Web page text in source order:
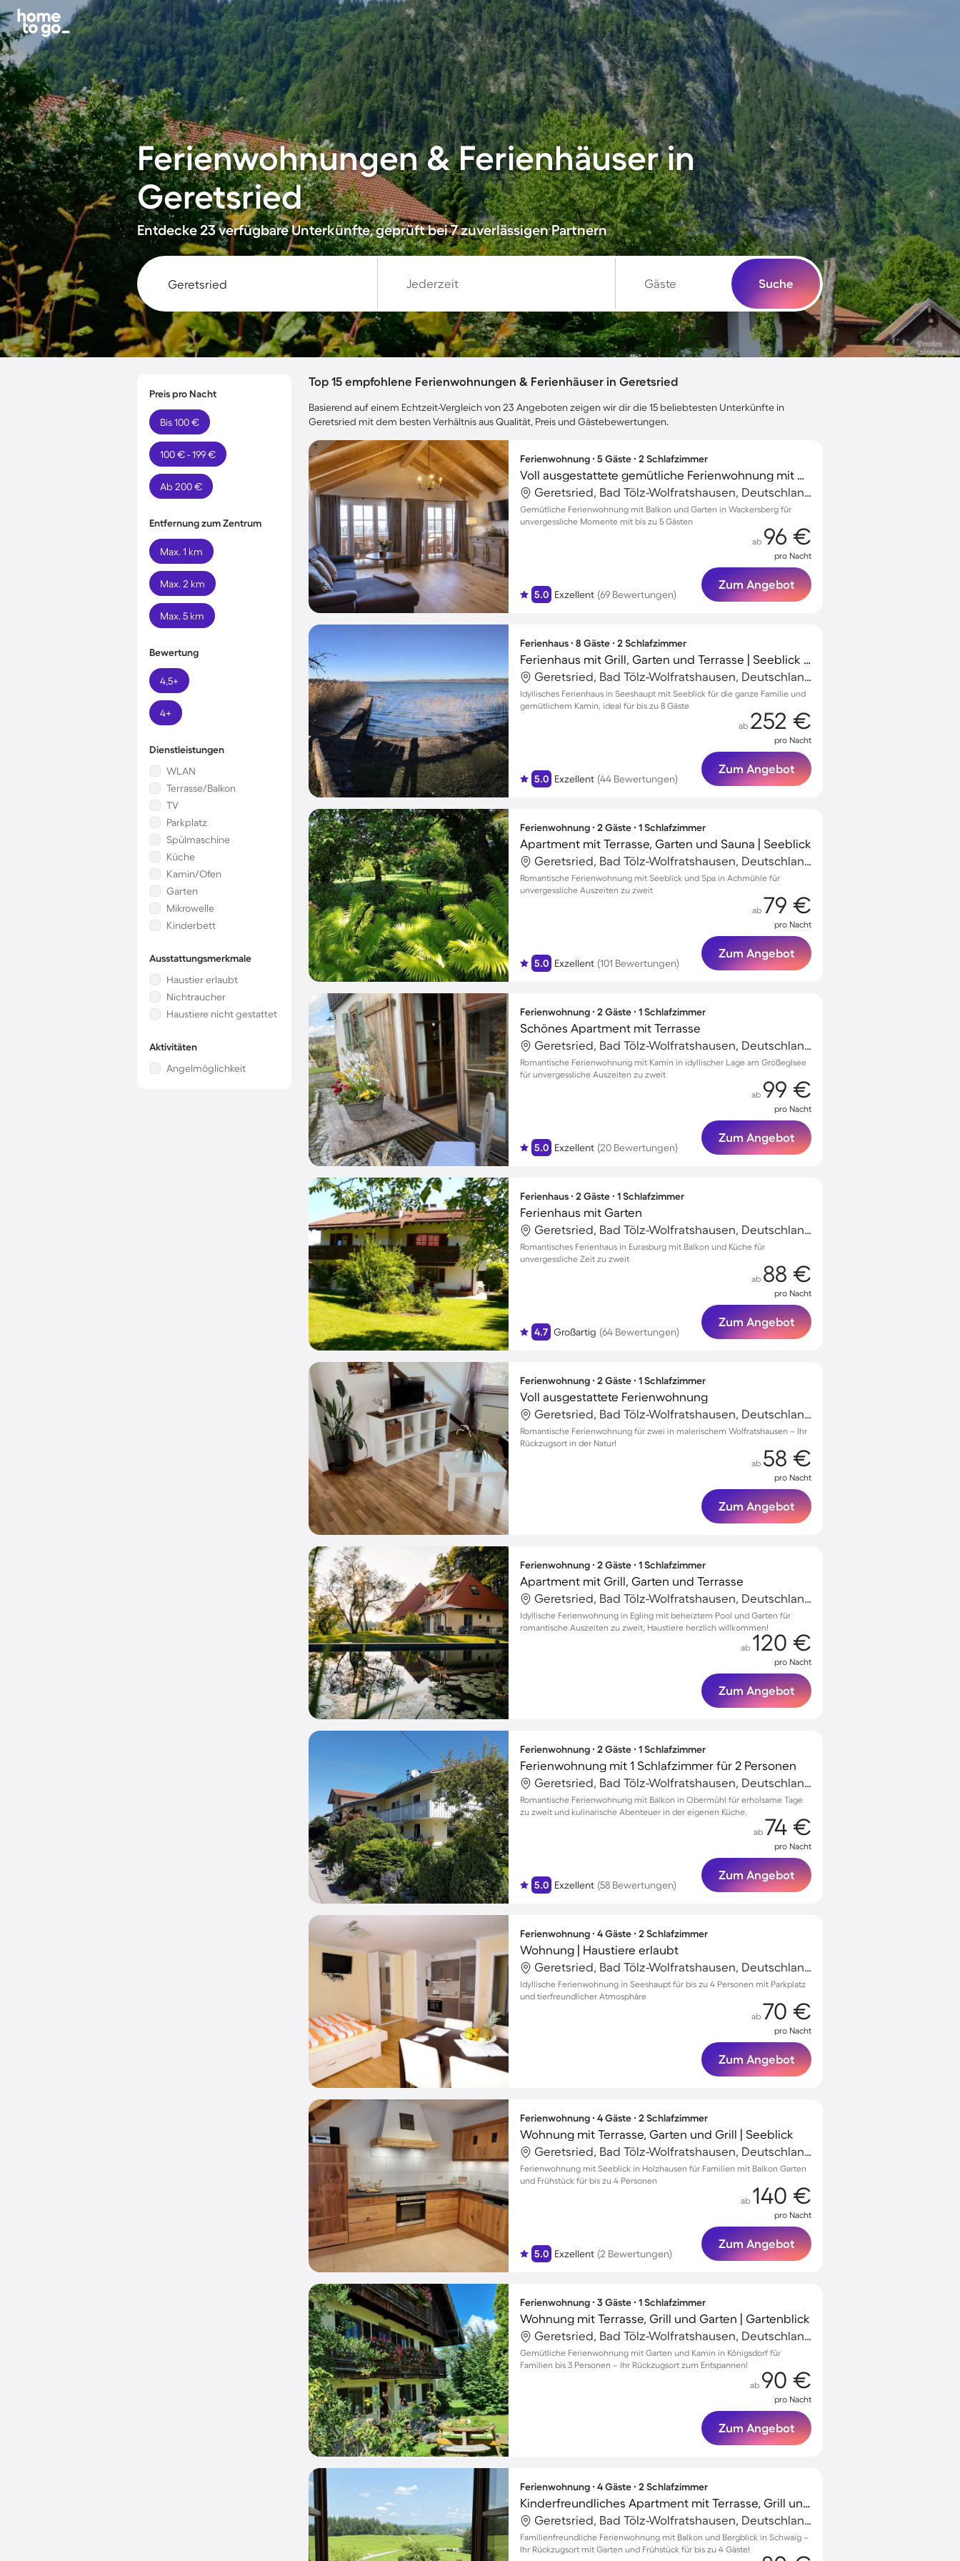
Ferienwohnungen & Ferienhäuser in
Geretsried
Entdecke 23 verfügbare Unterkünfte, geprüft bei 7 zuverlässigen Partnern
Jederzeit Gäste Suche
Preis pro Nacht
Bis 100 €
100 € - 199 €
Ab 200 €
Entfernung zum Zentrum
Max. 1 km
Max. 2 km
Max. 5 km
Bewertung
4,5+
4+
Dienstleistungen
WLAN
Terrasse/Balkon
TV
Parkplatz
Spülmaschine
Küche
Kamin/Ofen
Garten
Mikrowelle
Kinderbett
Ausstattungsmerkmale
Haustier erlaubt
Nichtraucher
Haustiere nicht gestattet
Aktivitäten
Angelmöglichkeit
Top 15 empfohlene Ferienwohnungen & Ferienhäuser in Geretsried
Basierend auf einem Echtzeit-Vergleich von 23 Angeboten zeigen wir dir die 15 beliebtesten Unterkünfte in
Geretsried mit dem besten Verhältnis aus Qualität, Preis und Gästebewertungen.
Ferienwohnung ∙ 5 Gäste ∙ 2 Schlafzimmer
Voll ausgestattete gemütliche Ferienwohnung mit Garten
Geretsried, Bad Tölz-Wolfratshausen, Deutschland
Gemütliche Ferienwohnung mit Balkon und Garten in Wackersberg für
unvergessliche Momente mit bis zu 5 Gästen
5.0 Exzellent (69 Bewertungen)
ab 96 €
pro Nacht
Zum Angebot
Ferienhaus ∙ 8 Gäste ∙ 2 Schlafzimmer
Ferienhaus mit Grill, Garten und Terrasse | Seeblick | Ideal für Homeoffice
Geretsried, Bad Tölz-Wolfratshausen, Deutschland
Idyllisches Ferienhaus in Seeshaupt mit Seeblick für die ganze Familie und
gemütlichem Kamin, ideal für bis zu 8 Gäste
5.0 Exzellent (44 Bewertungen)
ab 252 €
pro Nacht
Zum Angebot
Ferienwohnung ∙ 2 Gäste ∙ 1 Schlafzimmer
Apartment mit Terrasse, Garten und Sauna | Seeblick
Geretsried, Bad Tölz-Wolfratshausen, Deutschland
Romantische Ferienwohnung mit Seeblick und Spa in Achmühle für
unvergessliche Auszeiten zu zweit
5.0 Exzellent (101 Bewertungen)
ab 79 €
pro Nacht
Zum Angebot
Ferienwohnung ∙ 2 Gäste ∙ 1 Schlafzimmer
Schönes Apartment mit Terrasse
Geretsried, Bad Tölz-Wolfratshausen, Deutschland
Romantische Ferienwohnung mit Kamin in idyllischer Lage am Großeglsee
für unvergessliche Auszeiten zu zweit
5.0 Exzellent (20 Bewertungen)
ab 99 €
pro Nacht
Zum Angebot
Ferienhaus ∙ 2 Gäste ∙ 1 Schlafzimmer
Ferienhaus mit Garten
Geretsried, Bad Tölz-Wolfratshausen, Deutschland
Romantisches Ferienhaus in Eurasburg mit Balkon und Küche für
unvergessliche Zeit zu zweit
4.7 Großartig (64 Bewertungen)
ab 88 €
pro Nacht
Zum Angebot
Ferienwohnung ∙ 2 Gäste ∙ 1 Schlafzimmer
Voll ausgestattete Ferienwohnung
Geretsried, Bad Tölz-Wolfratshausen, Deutschland
Romantische Ferienwohnung für zwei in malerischem Wolfratshausen – Ihr
Rückzugsort in der Natur!
ab 58 €
pro Nacht
Zum Angebot
Ferienwohnung ∙ 2 Gäste ∙ 1 Schlafzimmer
Apartment mit Grill, Garten und Terrasse
Geretsried, Bad Tölz-Wolfratshausen, Deutschland
Idyllische Ferienwohnung in Egling mit beheiztem Pool und Garten für
romantische Auszeiten zu zweit, Haustiere herzlich willkommen!
ab 120 €
pro Nacht
Zum Angebot
Ferienwohnung ∙ 2 Gäste ∙ 1 Schlafzimmer
Ferienwohnung mit 1 Schlafzimmer für 2 Personen
Geretsried, Bad Tölz-Wolfratshausen, Deutschland
Romantische Ferienwohnung mit Balkon in Obermühl für erholsame Tage
zu zweit und kulinarische Abenteuer in der eigenen Küche.
5.0 Exzellent (58 Bewertungen)
ab 74 €
pro Nacht
Zum Angebot
Ferienwohnung ∙ 4 Gäste ∙ 2 Schlafzimmer
Wohnung | Haustiere erlaubt
Geretsried, Bad Tölz-Wolfratshausen, Deutschland
Idyllische Ferienwohnung in Seeshaupt für bis zu 4 Personen mit Parkplatz
und tierfreundlicher Atmosphäre
ab 70 €
pro Nacht
Zum Angebot
Ferienwohnung ∙ 4 Gäste ∙ 2 Schlafzimmer
Wohnung mit Terrasse, Garten und Grill | Seeblick
Geretsried, Bad Tölz-Wolfratshausen, Deutschland
Ferienwohnung mit Seeblick in Holzhausen für Familien mit Balkon Garten
und Frühstück für bis zu 4 Personen
5.0 Exzellent (2 Bewertungen)
ab 140 €
pro Nacht
Zum Angebot
Ferienwohnung ∙ 3 Gäste ∙ 1 Schlafzimmer
Wohnung mit Terrasse, Grill und Garten | Gartenblick
Geretsried, Bad Tölz-Wolfratshausen, Deutschland
Gemütliche Ferienwohnung mit Garten und Kamin in Königsdorf für
Familien bis 3 Personen – Ihr Rückzugsort zum Entspannen!
ab 90 €
pro Nacht
Zum Angebot
Ferienwohnung ∙ 4 Gäste ∙ 2 Schlafzimmer
Kinderfreundliches Apartment mit Terrasse, Grill und Garten | Bergblick
Geretsried, Bad Tölz-Wolfratshausen, Deutschland
Familienfreundliche Ferienwohnung mit Balkon und Bergblick in Schwaig –
Ihr Rückzugsort mit Garten und Frühstück für bis zu 4 Gäste!